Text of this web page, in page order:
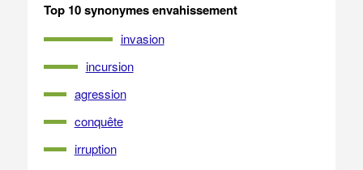
Top 10 synonymes envahissement
invasion
incursion
agression
conquête
irruption